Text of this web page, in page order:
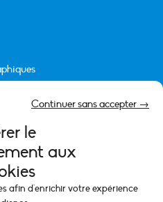
le
aux
afin d'enrichir votre expérience
Continuer sans accepter →